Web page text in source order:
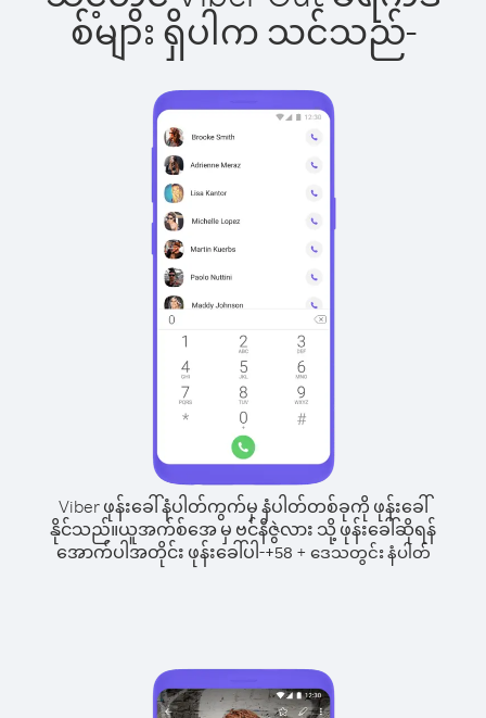
စ်များ ရှိပါက သင်သည်-
Viber ဖုန်းခေါ်နံပါတ်ကွက်မှ နံပါတ်တစ်ခုကို ဖုန်းခေါ်
နိုင်သည်။ယူအက်စ်အေ မှ ဗင်နီဇွဲလား သို့ ဖုန်းခေါ်ဆိုရန်
အောက်ပါအတိုင်း ဖုန်းခေါ်ပါ-+58 + ဒေသတွင်း နံပါတ်